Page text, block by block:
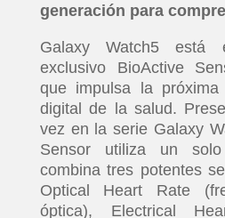
generación para
Galaxy Watch5 está
exclusivo BioActive
que impulsa la
digital de la salud.
vez en la serie Galaxy
Sensor utiliza un
combina tres potentes
Optical Heart Rate
óptica), Electrical